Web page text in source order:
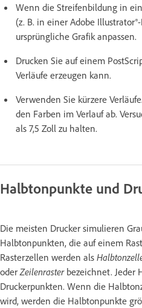
Wenn die Streifenbildung in
(z. B. in einer Adobe
ursprüngliche Grafik anpassen.
Drucken Sie auf einem
Verläufe erzeugen kann.
Verwenden Sie kürzere
den Farben im Verlauf ab.
als 7,5 Zoll zu halten.
Halbtonpunkte und
Die meisten Drucker simulieren
Halbtonpunkten, die auf einem
Rasterzellen werden als
oder Zeilenrasterbezeichnet. Jeder
Druckerpunkten. Wenn die
wird, werden die Halbtonpunkte